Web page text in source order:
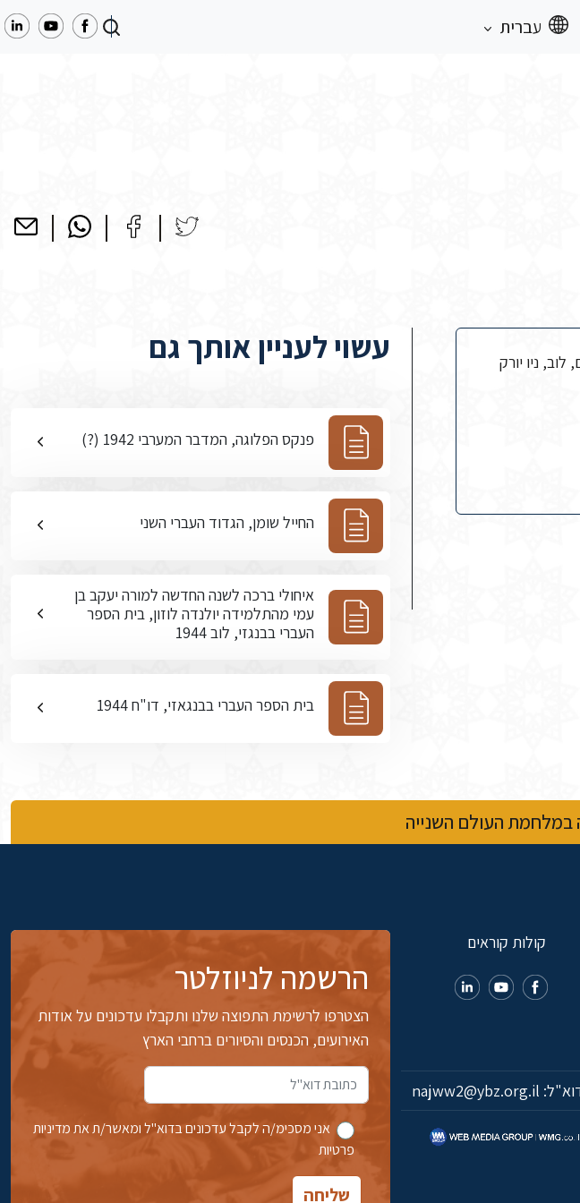
עברית
ניו יורק עשוי לעניין אותך גם
פנקס הפלוגה, המדבר המערבי 1942 (?)
החייל שומן, הגדוד העברי השני
איחולי ברכה לשנה החדשה למורה יעקב בן
עמי מהתלמידה יולנדה לוזון, בית הספר
העברי בבנגזי, לוב 1944
בית הספר העברי בבנגאזי, דו"ח 1944
במלחמת העולם השנייה
קולות קוראים
najww2@ybz.org.il
הרשמה לניוזלטר
הצטרפו לרשימת התפוצה שלנו ותקבלו עדכונים על אודות
האירועים, הכנסים והסיורים ברחבי הארץ
אני מסכימ/ה לקבל עדכונים בדוא''ל ומאשר/ת את מדיניות
פרטיות